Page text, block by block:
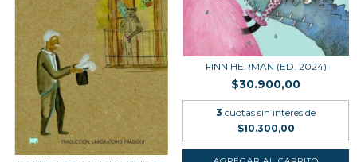
FINN HERMAN (ED. 2024)
$30.900,00
3 cuotas sin interés de
$10.300,00